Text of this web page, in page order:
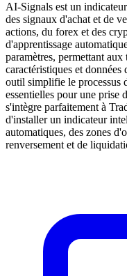
AI-Signals est un
des signaux d'achat et de
actions, du forex et des
d'apprentissage
paramètres, permettant
caractéristiques et
outil simplifie le processus
essentielles pour une prise
s'intègre parfaitement à
d'installer un indicateur
automatiques, des zones
renversement et de